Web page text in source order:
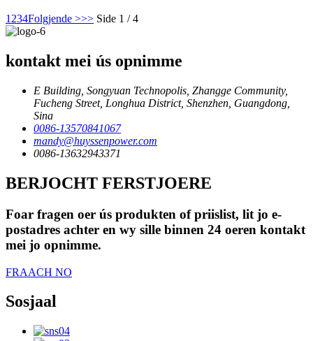
1 234Folgjende >>> Side 1 / 4
kontakt mei ús opnimme
E Building, Songyuan Technopolis, Zhangge Community,
Fucheng Street, Longhua District, Shenzhen, Guangdong,
Sina
0086-13570841067
mandy@huyssenpower.com
0086-13632943371
BERJOCHT FERSTJOERE
Foar fragen oer ús produkten of priislist, lit jo e-
postadres achter en wy sille binnen 24 oeren kontakt
mei jo opnimme.
FRAACH NO
Sosjaal